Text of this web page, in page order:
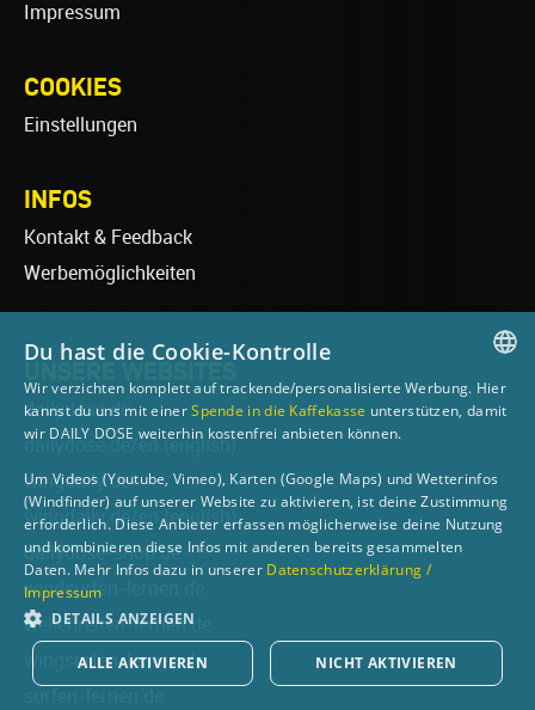
Impressum
COOKIES
Einstellungen
INFOS
Kontakt & Feedback
Werbemöglichkeiten
dailydose.de
dailydose.de/en(english)
wingdaily.de
wingdaily.de/en (english)
dailydose-shop.de
windsurfen-lernen.de
wellenreiten-lernen.de
wingsurfen-lernen.de
GERMAN
Du hast die Cookie-Kontrolle
Wir verzichten komplett auf trackende/personalisierte Werbung. Hier
kannst du uns mit einerSpende in die Kaffekasse unterstützen, damit
wir DAILY DOSE weiterhin kostenfrei anbieten können.
Um Videos (Youtube, Vimeo), Karten (Google Maps) und Wetterinfos
(Windfinder) auf unserer Website zu aktivieren, ist deine Zustimmung
erforderlich. Diese Anbieter erfassen möglicherweise deine Nutzung
und kombinieren diese Infos mit anderen bereits gesammelten
Daten. Mehr Infos dazu in unserer Datenschutzerklärung /
Impressum
DETAILS ANZEIGEN
ALLE AKTIVIEREN NICHT AKTIVIEREN